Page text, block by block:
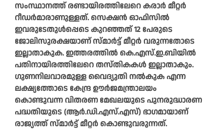
സംസ്ഥാനത്ത് രണ്ടായിരത്തിലേറെ കരാർ മീറ്റർ
റീഡർമാരാണുള്ളത്. സെക്ഷൻ ഓഫിസിൽ
ഇവരുടേതുൾപ്പെടെ കുറഞ്ഞത് 12 പേരുടെ
ജോലിസുരക്ഷയാണ് സ്മാർട്ട് മീറ്റർ വരുന്നതോടെ
ഇല്ലാതാകുക. ഇത്തരത്തിൽ കെ.എസ്.ഇ.ബിയിൽ
പതിനായിരത്തിലേറെ തസ്തികകൾ ഇല്ലാതാകും.
ഗുണനിലവാരമുള്ള വൈദ്യുതി നൽകുക എന്ന
ലക്ഷ്യത്തോടെ കേന്ദ്ര ഊർജമന്ത്രാലയം
കൊണ്ടുവന്ന വിതരണ മേഖലയുടെ പുനരുദ്ധാരണ
പദ്ധതിയുടെ (ആർ.ഡി.എസ്.എസ്) ഭാഗമായാണ്
രാജ്യത്ത് സ്മാർട്ട് മീറ്റർ കൊണ്ടുവരുന്നത്.